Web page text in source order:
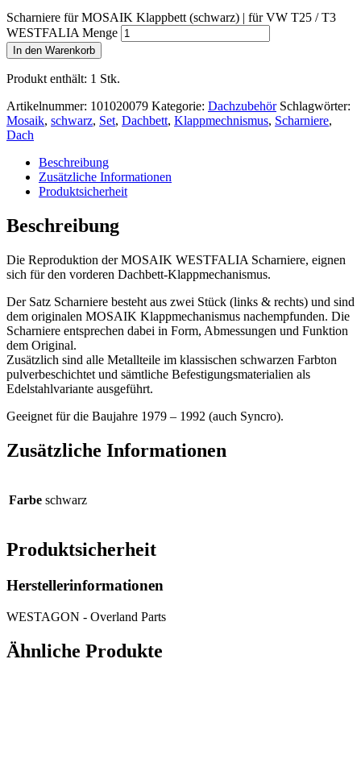
Scharniere für MOSAIK Klappbett (schwarz) | für VW T25 / T3
WESTFALIA Menge
In den Warenkorb
Produkt enthält: 1 Stk.
Artikelnummer: 101020079 Kategorie: Dachzubehör Schlagwörter:
Mosaik, schwarz, Set, Dachbett, Klappmechnismus, Scharniere,
Dach
Beschreibung
Zusätzliche Informationen
Produktsicherheit
Beschreibung
Die Reproduktion der MOSAIK WESTFALIA Scharniere, eignen
sich für den vorderen Dachbett-Klappmechanismus.
Der Satz Scharniere besteht aus zwei Stück (links & rechts) und sind
dem originalen MOSAIK Klappmechanismus nachempfunden. Die
Scharniere entsprechen dabei in Form, Abmessungen und Funktion
dem Original.
Zusätzlich sind alle Metallteile im klassischen schwarzen Farbton
pulverbeschichtet und sämtliche Befestigungsmaterialien als
Edelstahlvariante ausgeführt.
Geeignet für die Baujahre 1979 – 1992 (auch Syncro).
Zusätzliche Informationen
Farbe schwarz
Produktsicherheit
Herstellerinformationen
WESTAGON - Overland Parts
Ähnliche Produkte